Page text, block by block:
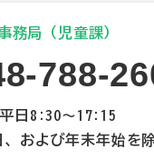
務局（児童課）
788-
平日8:30～17:15
、および年末年始を